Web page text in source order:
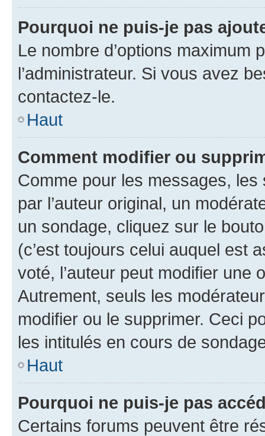
Pourquoi ne puis-je pas
Le nombre d’options maximum
l’administrateur. Si vous avez
contactez-le.
Haut
Comment modifier ou
Comme pour les messages,
par l’auteur original, un
un sondage, cliquez sur le
(c’est toujours celui auquel est
voté, l’auteur peut modifier une
Autrement, seuls les
modifier ou le supprimer. Ceci
les intitulés en cours de
Haut
Pourquoi ne puis-je pas
Certains forums peuvent être